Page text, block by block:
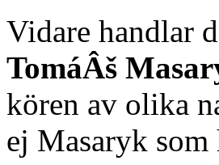
Vidare handlar
TomáÂš
kören av olika
ej Masaryk